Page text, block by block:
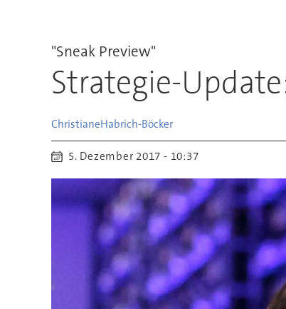
"Sneak Preview"
Strategie-
ChristianeHabrich-Böcker
5. Dezember 2017 - 10:37